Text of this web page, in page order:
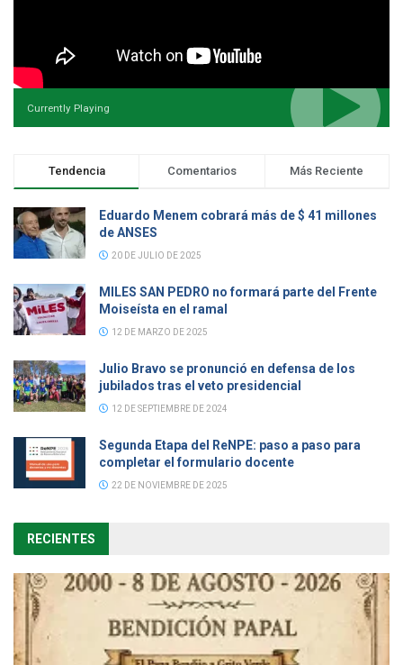
Currently Playing
Tendencia Comentarios Más Reciente
Eduardo Menem cobrará más de $ 41 millones
de ANSES
20 DE JULIO DE 2025
MILES SAN PEDRO no formará parte del Frente
Moiseísta en el ramal
12 DE MARZO DE 2025
Julio Bravo se pronunció en defensa de los
jubilados tras el veto presidencial
12 DE SEPTIEMBRE DE 2024
Segunda Etapa del ReNPE: paso a paso para
completar el formulario docente
22 DE NOVIEMBRE DE 2025
RECIENTES